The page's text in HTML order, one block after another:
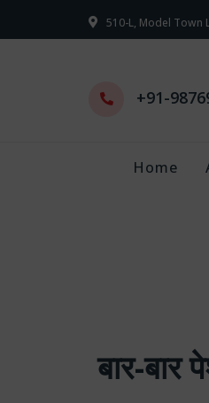
510-L, Model Town
+91-
Home
बार-